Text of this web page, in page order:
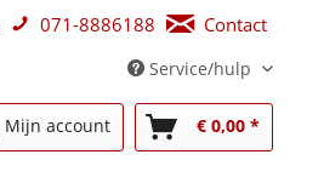
071-8886188 Contact
Service/hulp
Mijn account € 0,00 *